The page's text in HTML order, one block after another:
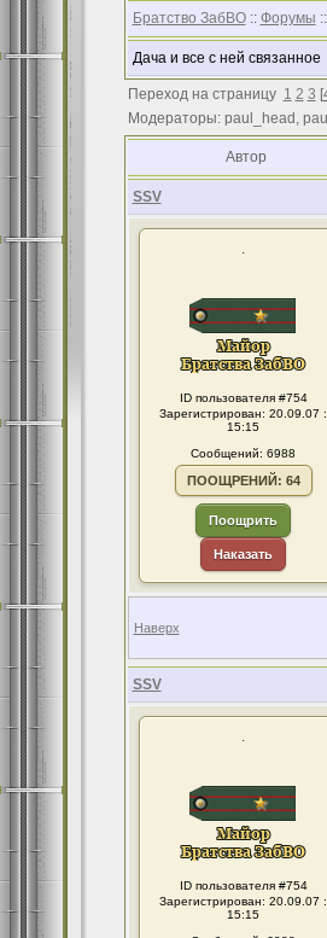
Братство ЗабВО:: Форумы
Дача и все с ней связанное
Переход на страницу 1 2 3 [
Модераторы: paul_head,
Автор
SSV
.
ID пользователя #754
Зарегистрирован: 20.09.07 :
15:15
Сообщений: 6988
ПООЩРЕНИЙ: 64
Поощрить
Наказать
Наверх
SSV
.
ID пользователя #754
Зарегистрирован: 20.09.07 :
15:15